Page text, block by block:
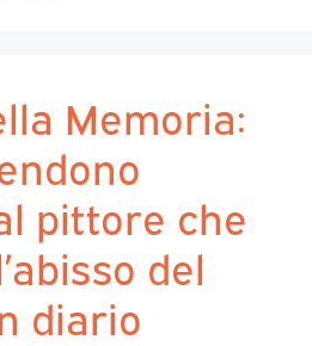
Memoria:
pittore che
del
diario